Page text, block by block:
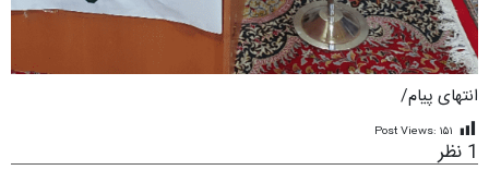
انتهای پیام/
Post Views: ۱۵۱
1 نظر